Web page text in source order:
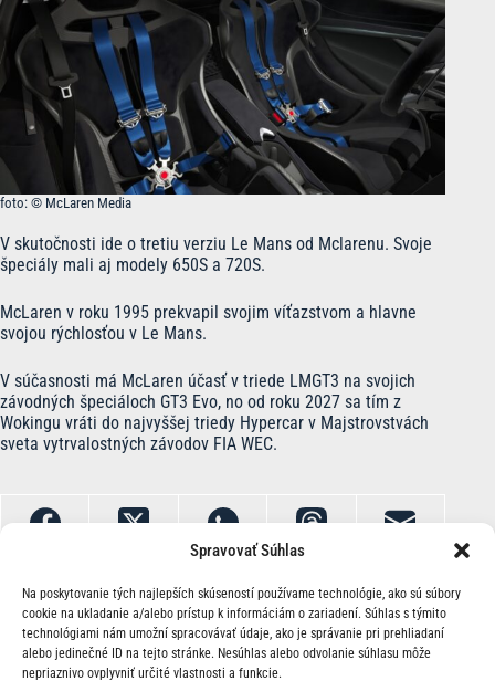
Spravovať Súhlas
Na poskytovanie tých najlepších skúseností používame technológie, ako sú súbory
cookie na ukladanie a/alebo prístup k informáciám o zariadení. Súhlas s týmito
technológiami nám umožní spracovávať údaje, ako je správanie pri prehliadaní
alebo jedinečné ID na tejto stránke. Nesúhlas alebo odvolanie súhlasu môže
nepriaznivo ovplyvniť určité vlastnosti a funkcie.
foto: © McLaren Media
V skutočnosti ide o tretiu verziu Le Mans od Mclarenu. Svoje
špeciály mali aj modely 650S a 720S.
McLaren v roku 1995 prekvapil svojim víťazstvom a hlavne
svojou rýchlosťou v Le Mans.
V súčasnosti má McLaren účasť v triede LMGT3 na svojich
závodných špeciáloch GT3 Evo, no od roku 2027 sa tím z
Wokingu vráti do najvyššej triedy Hypercar v Majstrovstvách
sveta vytrvalostných závodov FIA WEC.